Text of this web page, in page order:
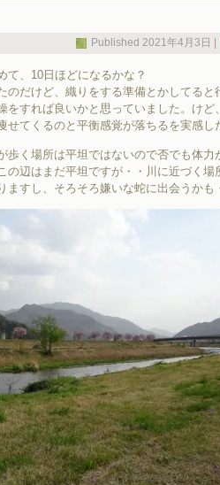
Published 2021年4月3日
、10日ほどになるかな？
のだけど、織りをする準備とかしてると
をすれば良いかと思っていました。けど
てくるのと平衡感覚が落ちるを実感し
く場所は平坦ではないので否でも体力
の辺はまだ平坦ですが・・川に近づく場
すし、そろそろ嫌いな蛇に出会うかも